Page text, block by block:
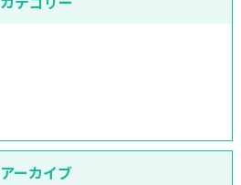
アーカイブ